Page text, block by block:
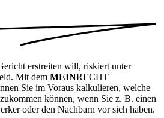
erstreiten will, riskiert unter
Mit dem MEINRECHT
Sie im Voraus kalkulieren, welche
können, wenn Sie z. B. einen
oder den Nachbarn vor sich haben.